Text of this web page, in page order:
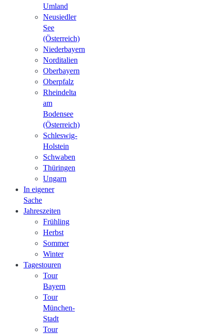
Umland
Neusiedler
See
(Österreich)
Niederbayern
Norditalien
Oberbayern
Oberpfalz
Rheindelta
am
Bodensee
(Österreich)
Schleswig-
Holstein
Schwaben
Thüringen
Ungarn
In eigener
Sache
Jahreszeiten
Frühling
Herbst
Sommer
Winter
Tagestouren
Tour
Bayern
Tour
München-
Stadt
Tour